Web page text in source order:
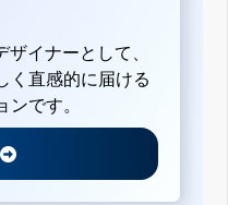
イナーとして、
く直感的に届ける
ンです。